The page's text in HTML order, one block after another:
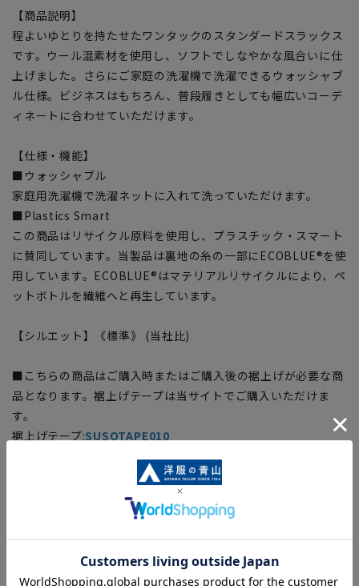
【商品説明】
程よいゆとりを持たせたワンタックのスタンダードスラックス
です。ウール混素材を使用し、ソフトでしなやかな風合いに仕
上げました。さらにご家庭の洗濯機で洗濯できるウォッシャブ
ル仕様。ビジネスはもちろん、普段履きとしても幅広いコーデ
ィネートに合わせていただけます。
【仕様・機能】
■ウォッシャブル
家庭用洗濯機で洗濯ネットに入れて洗っていただけます。
■Plastics Smart
この商品はリサイクル原料を使用し、プラスチック・スマート
に賛同しています。当製品は裏地の糸の一部にECOBLUE®を使
用しています。ECOBLUE®はマテリアルリサイクルにより、ペ
ットボトルを繊維へと再生しています。
【シルエット】《標準》 (当社比)
■こちらの商品はご購入時またはご購入後の裾上げが必要な商
品となります。裾上げテープは当サイトでご購入いただけま
す。
裾上げテープ:SUSOTAPE010
【商品に関するご注意】
■商品画像はサンプルのため、色味やサイズ等の仕様に変更が
ある場合がございますので、予めご了承ください。
■サイズスペックは仕上がりサイズを記載しております。
■ブラウザやお使いのモニター環境、また撮影時の室内外の光